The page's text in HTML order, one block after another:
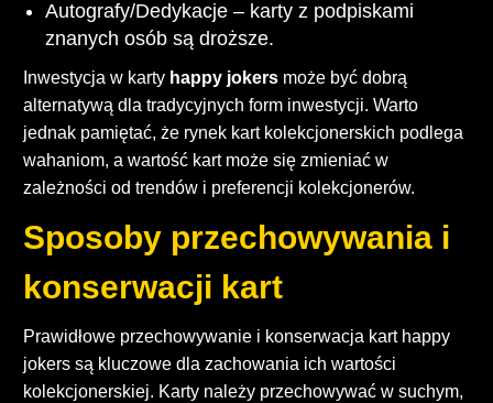
Autografy/Dedykacje – karty z podpiskami
znanych osób są droższe.
Inwestycja w karty happy jokers może być dobrą
alternatywą dla tradycyjnych form inwestycji. Warto
jednak pamiętać, że rynek kart kolekcjonerskich podlega
wahaniom, a wartość kart może się zmieniać w
zależności od trendów i preferencji kolekcjonerów.
Sposoby przechowywania i
konserwacji kart
Prawidłowe przechowywanie i konserwacja kart happy
jokers są kluczowe dla zachowania ich wartości
kolekcjonerskiej. Karty należy przechowywać w suchym,